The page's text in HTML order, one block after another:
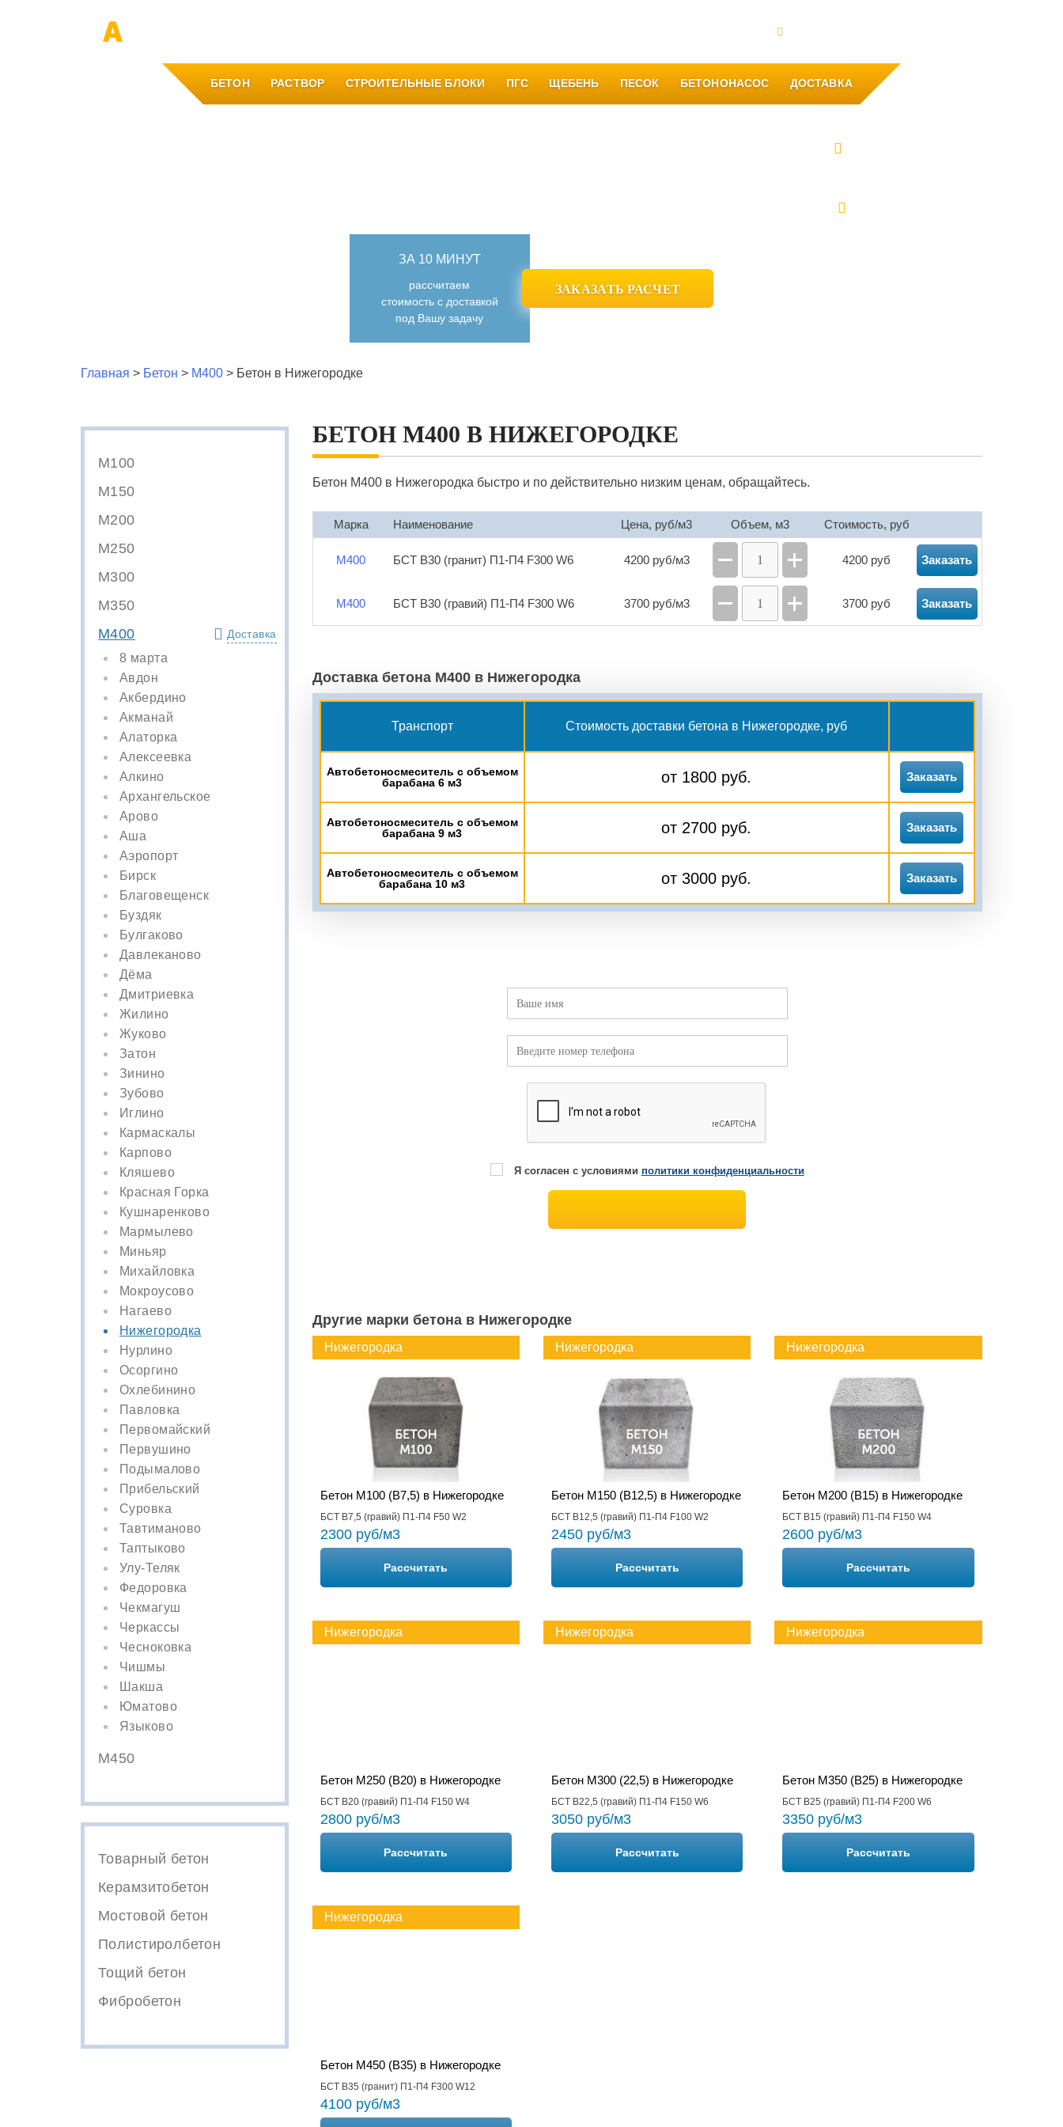
БЕТОН РАСТВОР СТРОИТЕЛЬНЫЕ БЛОКИ ПГС ЩЕБЕНЬ ПЕСОК БЕТОНОНАСОС ДОСТАВКА
ЗА 10 МИНУТ
рассчитаем
стоимость с доставкой
под Вашу задачу
ЗАКАЗАТЬ РАСЧЕТ
Главная > Бетон > М400 > Бетон в Нижегородке
М100
М150
М200
М250
М300
М350
М400
Доставка
8 марта
Авдон
Акбердино
Акманай
Алаторка
Алексеевка
Алкино
Архангельское
Арово
Аша
Аэропорт
Бирск
Благовещенск
Буздяк
Булгаково
Давлеканово
Дёма
Дмитриевка
Жилино
Жуково
Затон
Зинино
Зубово
Иглино
Кармаскалы
Карпово
Кляшево
Красная Горка
Кушнаренково
Мармылево
Миньяр
Михайловка
Мокроусово
Нагаево
Нижегородка
Нурлино
Осоргино
Охлебинино
Павловка
Первомайский
Первушино
Подымалово
Прибельский
Суровка
Тавтиманово
Таптыково
Улу-Теляк
Федоровка
Чекмагуш
Черкассы
Чесноковка
Чишмы
Шакша
Юматово
Языково
М450
Товарный бетон
Керамзитобетон
Мостовой бетон
Полистиролбетон
Тощий бетон
Фибробетон
БЕТОН М400 В НИЖЕГОРОДКЕ
Бетон М400 в Нижегородка быстро и по действительно низким ценам, обращайтесь.
Марка Наименование Цена, руб/м3 Объем, м3 Стоимость, руб
М400 БСТ В30 (гранит) П1-П4 F300 W6 4200 руб/м3 4200 руб Заказать
М400 БСТ В30 (гравий) П1-П4 F300 W6 3700 руб/м3 3700 руб Заказать
Доставка бетона М400 в Нижегородка
Транспорт Стоимость доставки бетона в Нижегородке, руб
Автобетоносмеситель с объемом
барабана 6 м3
от 1800 руб. Заказать
Автобетоносмеситель с объемом
барабана 9 м3
от 2700 руб. Заказать
Автобетоносмеситель с объемом
барабана 10 м3
от 3000 руб. Заказать
Я согласен с условиями политики конфиденциальности
Другие марки бетона в Нижегородке
Нижегородка
Бетон М100 (B7,5) в Нижегородке
БСТ В7,5 (гравий) П1-П4 F50 W2
2300 руб/м3
Рассчитать
Нижегородка
Бетон М150 (B12,5) в Нижегородке
БСТ В12,5 (гравий) П1-П4 F100 W2
2450 руб/м3
Рассчитать
Нижегородка
Бетон М200 (B15) в Нижегородке
БСТ В15 (гравий) П1-П4 F150 W4
2600 руб/м3
Рассчитать
Нижегородка
Бетон М250 (B20) в Нижегородке
БСТ В20 (гравий) П1-П4 F150 W4
2800 руб/м3
Рассчитать
Нижегородка
Бетон М300 (22,5) в Нижегородке
БСТ В22,5 (гравий) П1-П4 F150 W6
3050 руб/м3
Рассчитать
Нижегородка
Бетон М350 (B25) в Нижегородке
БСТ В25 (гравий) П1-П4 F200 W6
3350 руб/м3
Рассчитать
Нижегородка
Бетон М450 (B35) в Нижегородке
БСТ В35 (гранит) П1-П4 F300 W12
4100 руб/м3